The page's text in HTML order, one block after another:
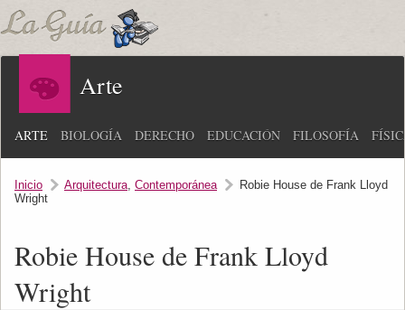
Arte
ARTE BIOLOGÍA DERECHO EDUCACIÓN FILOSOFÍA
Inicio Arquitectura, Contemporánea
Robie House de Frank Lloyd
Wright
Robie House de Frank Lloyd
Wright